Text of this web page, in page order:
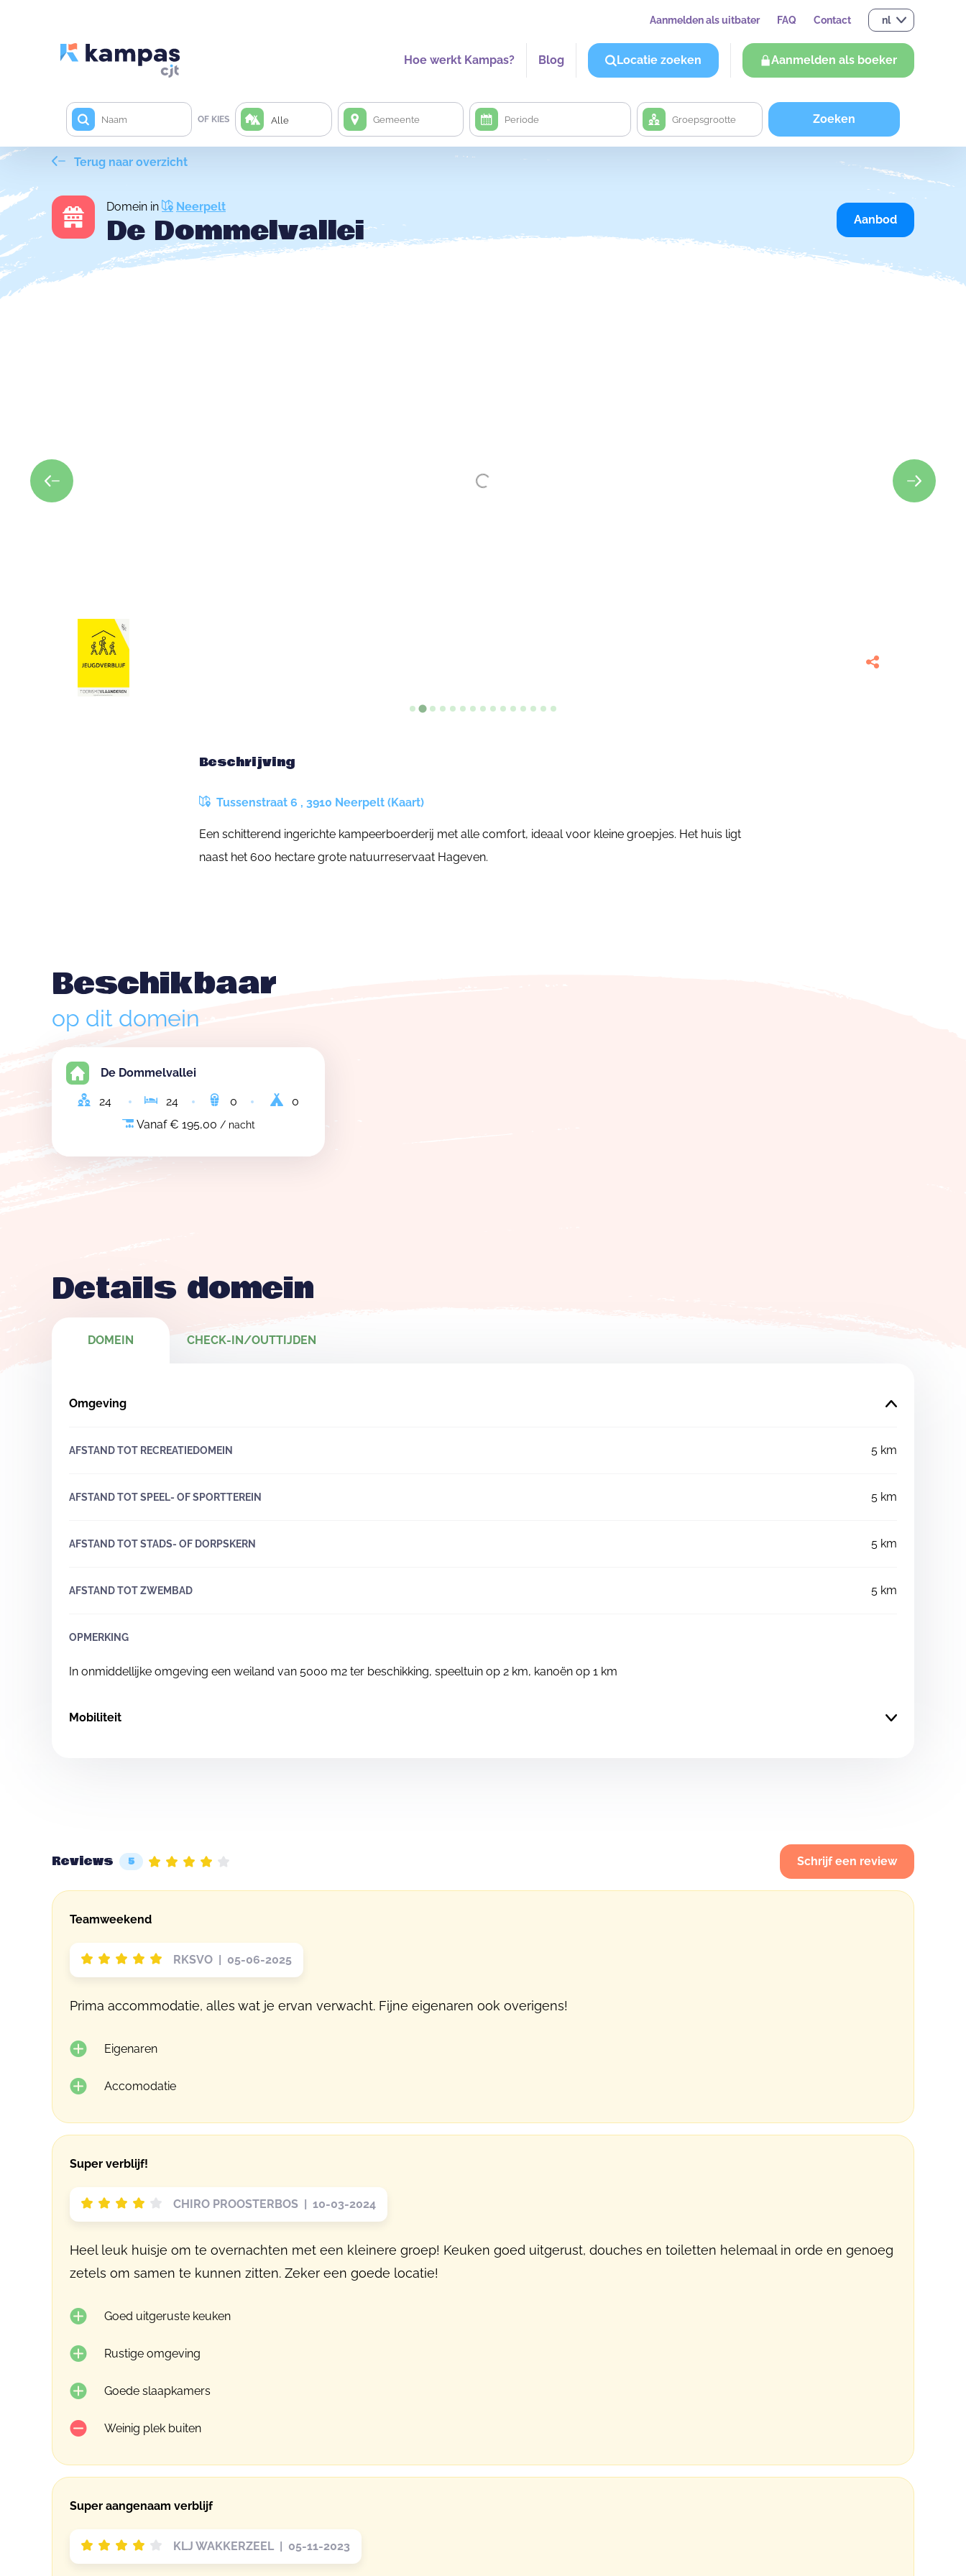
Aanmelden als uitbater FAQ Contact nl
Hoe werkt Kampas? Blog Locatie zoeken Aanmelden als boeker
OF KIES Alle Zoeken
Terug naar overzicht
Domein in Neerpelt
De Dommelvallei Aanbod
Beschrijving
Tussenstraat 6 , 3910 Neerpelt (Kaart)
Een schitterend ingerichte kampeerboerderij met alle comfort, ideaal voor kleine groepjes. Het huis ligt
naast het 600 hectare grote natuurreservaat Hageven.
Beschikbaar
op dit domein
De Dommelvallei
24 24 0
0
Vanaf € 195,00 / nacht
Details domein
DOMEIN CHECK-IN/OUTTIJDEN
Omgeving
AFSTAND TOT RECREATIEDOMEIN 5 km
AFSTAND TOT SPEEL- OF SPORTTEREIN 5 km
AFSTAND TOT STADS- OF DORPSKERN 5 km
AFSTAND TOT ZWEMBAD 5 km
OPMERKING
In onmiddellijke omgeving een weiland van 5000 m2 ter beschikking, speeltuin op 2 km, kanoën op 1 km
Mobiliteit
Reviews 5 Schrijf een review
Teamweekend
RKSVO | 05-06-2025
Prima accommodatie, alles wat je ervan verwacht. Fijne eigenaren ook overigens!
Eigenaren
Accomodatie
Super verblijf!
CHIRO PROOSTERBOS | 10-03-2024
Heel leuk huisje om te overnachten met een kleinere groep! Keuken goed uitgerust, douches en toiletten helemaal in orde en genoeg
zetels om samen te kunnen zitten. Zeker een goede locatie!
Goed uitgeruste keuken
Rustige omgeving
Goede slaapkamers
Weinig plek buiten
Super aangenaam verblijf
KLJ WAKKERZEEL | 05-11-2023